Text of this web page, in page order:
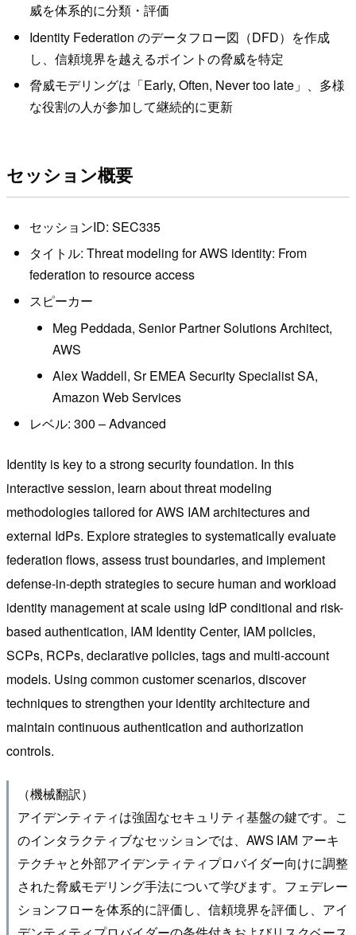
威を体系的に分類・評価
Identity Federation のデータフロー図（DFD）を作成
し、信頼境界を越えるポイントの脅威を特定
脅威モデリングは「Early, Often, Never too late」、多様
な役割の人が参加して継続的に更新
セッション概要
セッションID: SEC335
タイトル: Threat modeling for AWS identity: From
federation to resource access
スピーカー
Meg Peddada, Senior Partner Solutions Architect,
AWS
Alex Waddell, Sr EMEA Security Specialist SA,
Amazon Web Services
レベル: 300 – Advanced
Identity is key to a strong security foundation. In this
interactive session, learn about threat modeling
methodologies tailored for AWS IAM architectures and
external IdPs. Explore strategies to systematically evaluate
federation flows, assess trust boundaries, and implement
defense-in-depth strategies to secure human and workload
identity management at scale using IdP conditional and risk-
based authentication, IAM Identity Center, IAM policies,
SCPs, RCPs, declarative policies, tags and multi-account
models. Using common customer scenarios, discover
techniques to strengthen your identity architecture and
maintain continuous authentication and authorization
controls.
（機械翻訳）
アイデンティティは強固なセキュリティ基盤の鍵です。こ
のインタラクティブなセッションでは、AWS IAM アーキ
テクチャと外部アイデンティティプロバイダー向けに調整
された脅威モデリング手法について学びます。フェデレー
ションフローを体系的に評価し、信頼境界を評価し、アイ